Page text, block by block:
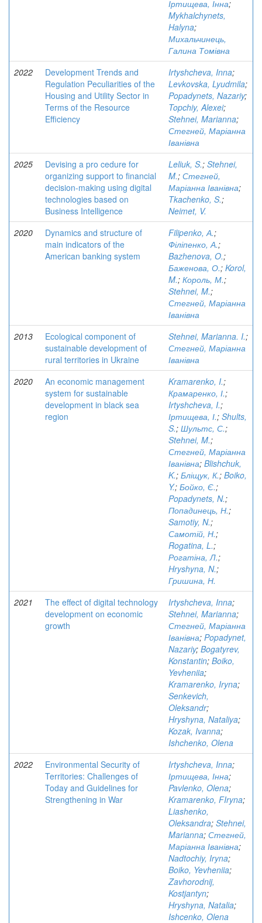
Іртищева, Інна;
Mykhalchynets,
Halyna;
Михальчинець,
Галина Томівна
2022
Development Trends and
Regulation Peculiarities of the
Housing and Utility Sector in
Terms of the Resource
Efficiency
Irtyshcheva, Inna;
Levkovska, Lyudmila;
Popadynets, Nazariy;
Topchiy, Alexei;
Stehnei, Marianna;
Стегней, Маріанна
Іванівна
2025
Devising a pro cedure for
organizing support to financial
decision-making using digital
technologies based on
Business Intelligence
Leliuk, S.; Stehnei,
M.; Стегней,
Маріанна Іванівна;
Tkachenko, S.;
Neimet, V.
2020
Dynamics and structure of
main indicators of the
American banking system
Filipenko, А.;
Філіпенко, А.;
Bazhenova, O.;
Баженова, О.; Korol,
M.; Король, М.;
Stehnei, M.;
Стегней, Маріанна
Іванівна
2013
Ecological component of
sustainable development of
rural territories in Ukraine
Stehnei, Marianna. I.;
Стегней, Маріанна
Іванівна
2020
An economic management
system for sustainable
development in black sea
region
Kramarenko, I.;
Крамаренко, І.;
Irtyshcheva, I.;
Іртищева, І.; Shults,
S.; Шультс, С.;
Stehnei, M.;
Стегней, Маріанна
Іванівна; Blishchuk,
K.; Бліщук, К.; Boiko,
Y.; Бойко, Є.;
Popadynets, N.;
Попадинець, Н.;
Samotiy, N.;
Самотій, Н.;
Rogatina, L.;
Рогатіна, Л.;
Hryshyna, N.;
Гришина, Н.
2021
The effect of digital technology
development on economic
growth
Irtyshcheva, Inna;
Stehnei, Marianna;
Стегней, Маріанна
Іванівна; Popadynet,
Nazariy; Bogatyrev,
Konstantin; Boiko,
Yevheniia;
Kramarenko, Iryna;
Senkevich,
Oleksandr;
Hryshyna, Nataliya;
Kozak, Ivanna;
Ishchenko, Olena
2022
Environmental Security of
Territories: Challenges of
Today and Guidelines for
Strengthening in War
Irtyshcheva, Inna;
Іртищева, Інна;
Pavlenko, Olena;
Kramarenko, FIryna;
Liashenko,
Oleksandra; Stehnei,
Marianna; Стегней,
Маріанна Іванівна;
Nadtochiy, Iryna;
Boiko, Yevheniia;
Zavhorodnij,
Kostjantyn;
Hryshyna, Natalia;
Ishcenko, Olena